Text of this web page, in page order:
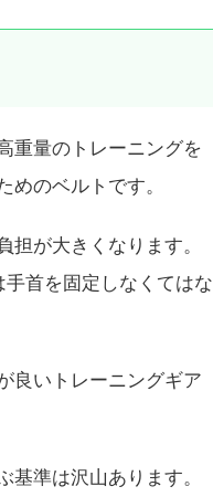
重量のトレーニングを
のベルトです。
が大きくなります。
首を固定しなくてはな
良いトレーニングギア
準は沢山あります。